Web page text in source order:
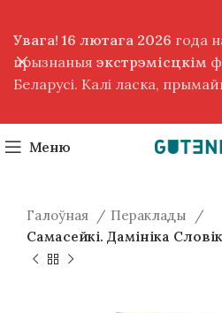
Меню
Галоўная
Пераклады
Самасейкі. Дамініка Словік
Увага! 16 лютага 2026 года
прызнаныя экстрэмісцкім
Беларусі. Калі ласка,